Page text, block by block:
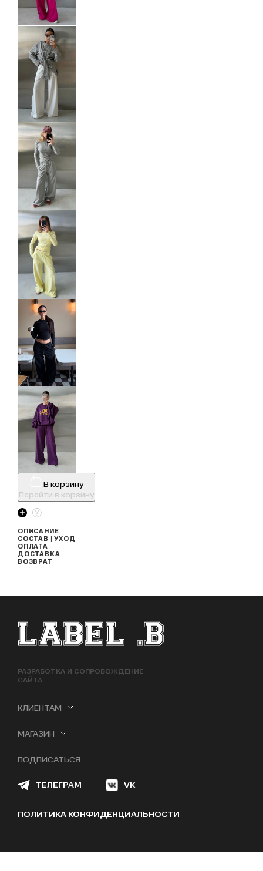
В корзину
Перейти в корзину
ОПИСАНИЕ
СОСТАВ | УХОД
ОПЛАТА
ДОСТАВКА
ВОЗВРАТ
ФУТЕР САЙТА
РАЗРАБОТКА И СОПРОВОЖДЕНИЕ
САЙТА
КЛИЕНТАМ
МАГАЗИН
ПОДПИСАТЬСЯ
ТЕЛЕГРАМ VK
ПОЛИТИКА КОНФИДЕНЦИАЛЬНОСТИ